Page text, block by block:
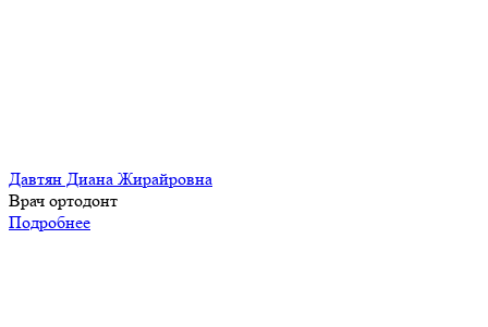
Давтян Диана Жирайровна
Врач ортодонт
Подробнее